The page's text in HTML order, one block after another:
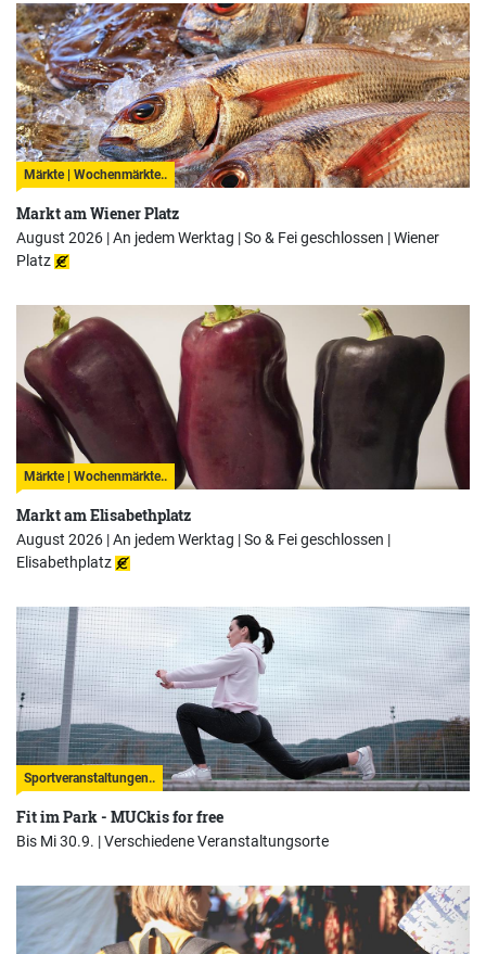
Märkte | Wochenmärkte..
Markt am Wiener Platz
August 2026 | An jedem Werktag | So & Fei geschlossen |Wiener
Platz
Märkte | Wochenmärkte..
Markt am Elisabethplatz
August 2026 | An jedem Werktag | So & Fei geschlossen |
Elisabethplatz
Sportveranstaltungen..
Fit im Park - MUCkis for free
Bis Mi 30.9. |Verschiedene Veranstaltungsorte